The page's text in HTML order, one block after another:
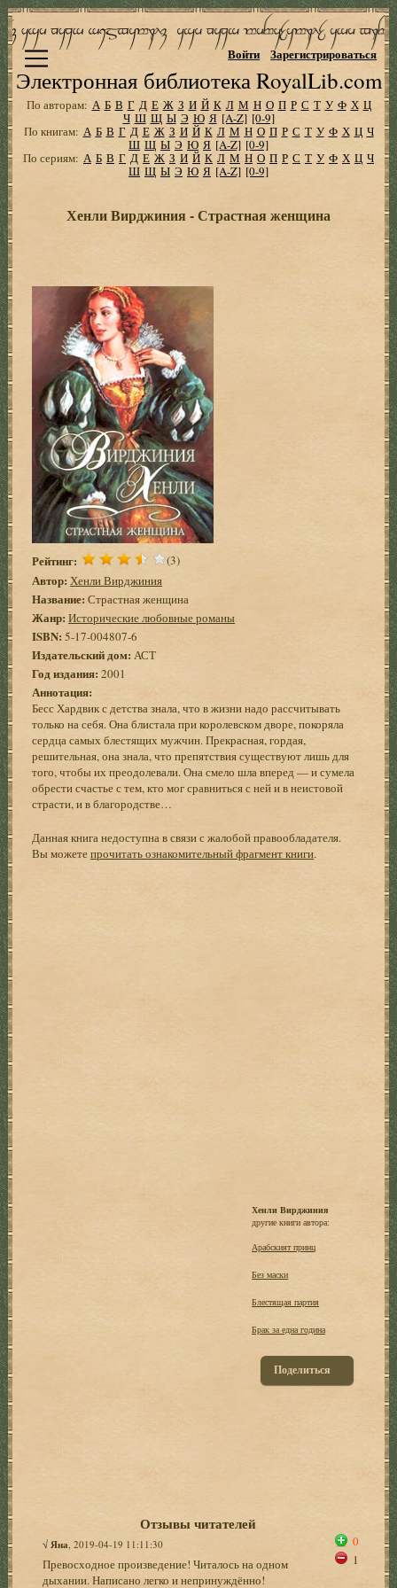
Электронная библиотека RoyalLib.com
Войти Зарегистрироваться
По авторам: А Б В Г Д Е Ж З И Й К Л М Н О П Р С Т У Ф Х Ц
Ч Ш Щ Ы Э Ю Я [A-Z] [0-9]
По книгам: А Б В Г Д Е Ж З И Й К Л М Н О П Р С Т У Ф Х Ц Ч
Ш Щ Ы Э Ю Я [A-Z] [0-9]
По сериям: А Б В Г Д Е Ж З И Й К Л М Н О П Р С Т У Ф Х Ц Ч
Ш Щ Ы Э Ю Я [A-Z] [0-9]
Хенли Вирджиния - Страстная женщина
Рейтинг: (3)
Автор: Хенли Вирджиния
Название: Страстная женщина
Жанр: Исторические любовные романы
ISBN: 5-17-004807-6
Издательский дом: АСТ
Год издания: 2001
Аннотация:
Бесс Хардвик с детства знала, что в жизни надо рассчитывать
только на себя. Она блистала при королевском дворе, покоряла
сердца самых блестящих мужчин. Прекрасная, гордая,
решительная, она знала, что препятствия существуют лишь для
того, чтобы их преодолевали. Она смело шла вперед — и сумела
обрести счастье с тем, кто мог сравниться с ней и в неистовой
страсти, и в благородстве…
Данная книга недоступна в связи с жалобой правообладателя.
Вы можетепрочитать ознакомительный фрагмент книги.
Хенли Вирджиния
другие книги автора:
Арабският принц
Без маски
Блестящая партия
Брак за една година
Поделиться
Отзывы читателей
√ Яна , 2019-04-19 11:11:30
Превосходное произведение! Читалось на одном
дыхании. Написано легко и непринуждённо!
0
1